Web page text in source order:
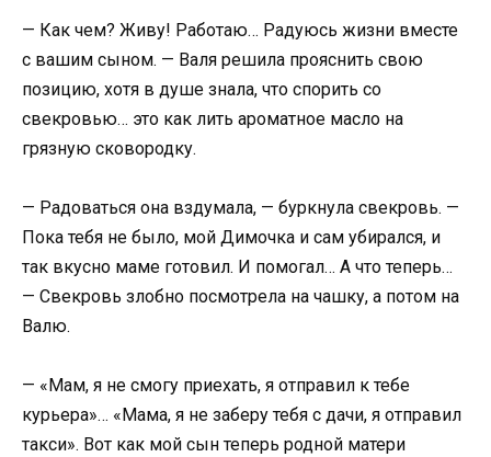
— Как чем? Живу! Работаю… Радуюсь жизни вместе
с вашим сыном. — Валя решила прояснить свою
позицию, хотя в душе знала, что спорить со
свекровью… это как лить ароматное масло на
грязную сковородку.
— Радоваться она вздумала, — буркнула свекровь. —
Пока тебя не было, мой Димочка и сам убирался, и
так вкусно маме готовил. И помогал… А что теперь…
— Свекровь злобно посмотрела на чашку, а потом на
Валю.
— «Мам, я не смогу приехать, я отправил к тебе
курьера»… «Мама, я не заберу тебя с дачи, я отправил
такси». Вот как мой сын теперь родной матери